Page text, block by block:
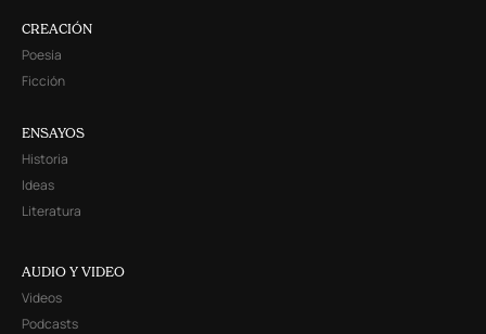
CREACIÓN
Poesía
Ficción
ENSAYOS
Historia
Ideas
Literatura
AUDIO Y VIDEO
Videos
Podcasts